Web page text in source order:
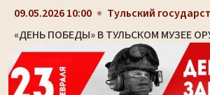
09.05.2026 10:00
«ДЕНЬ ПОБЕДЫ» В ТУЛЬСКОМ МУЗЕЕ